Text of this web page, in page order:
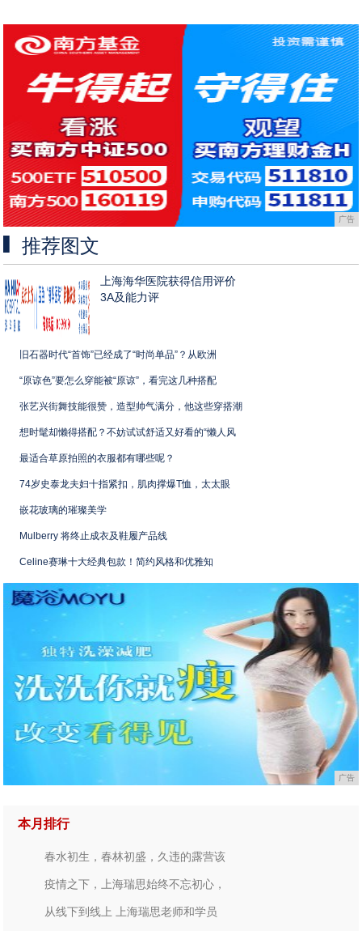
广告
推荐图文
上海海华医院获得信用评价
3A及能力评
旧石器时代“首饰”已经成了“时尚单品”？从欧洲
“原谅色”要怎么穿能被“原谅”，看完这几种搭配
张艺兴街舞技能很赞，造型帅气满分，他这些穿搭潮
想时髦却懒得搭配？不妨试试舒适又好看的“懒人风
最适合草原拍照的衣服都有哪些呢？
74岁史泰龙夫妇十指紧扣，肌肉撑爆T恤，太太眼
嵌花玻璃的璀璨美学
Mulberry 将终止成衣及鞋履产品线
Celine赛琳十大经典包款！简约风格和优雅知
广告
本月排行
春水初生，春林初盛，久违的露营该
疫情之下，上海瑞思始终不忘初心，
从线下到线上 上海瑞思老师和学员